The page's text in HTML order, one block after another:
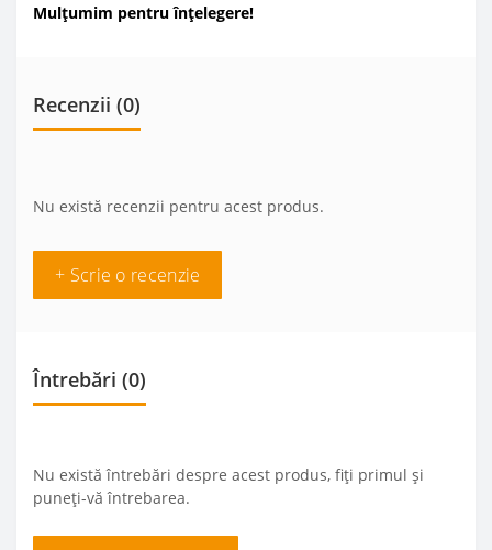
Mulțumim pentru înțelegere!
Recenzii (0)
Nu există recenzii pentru acest produs.
+ Scrie o recenzie
Întrebări (0)
Nu există întrebări despre acest produs, fiți primul și
puneți-vă întrebarea.